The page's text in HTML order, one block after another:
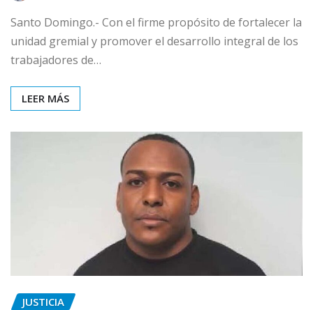
Santo Domingo.- Con el firme propósito de fortalecer la
unidad gremial y promover el desarrollo integral de los
trabajadores de…
LEER MÁS
JUSTICIA